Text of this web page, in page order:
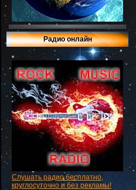
Радио онлайн
Слушать радио бесплатно,
круглосуточно и без рекламы!